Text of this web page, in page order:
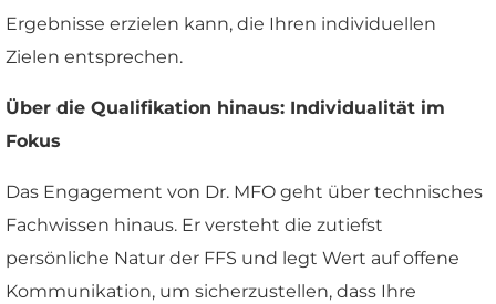
Ergebnisse erzielen kann, die Ihren individuellen
Zielen entsprechen.
Über die Qualifikation hinaus: Individualität im
Fokus
Das Engagement von Dr. MFO geht über technisches
Fachwissen hinaus. Er versteht die zutiefst
persönliche Natur der FFS und legt Wert auf offene
Kommunikation, um sicherzustellen, dass Ihre